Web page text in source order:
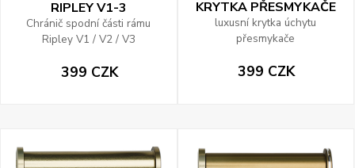
RIPLEY V1-3
Chránič spodní části rámu
Ripley V1 / V2 / V3
399 CZK
KRYTKA PŘESMYKAČE
luxusní krytka úchytu
přesmykače
399 CZK